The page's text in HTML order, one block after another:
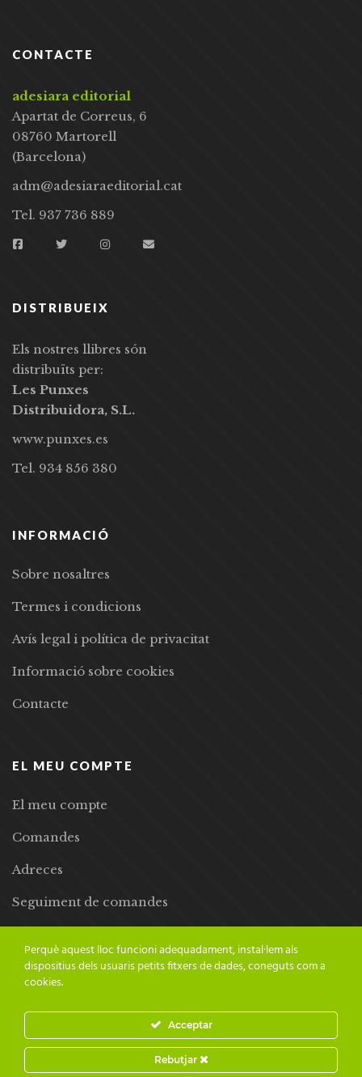
CONTACTE
adesiara editorial
Apartat de Correus, 6
08760 Martorell
(Barcelona)
adm@adesiaraeditorial.cat
Tel. 937 736 889
DISTRIBUEIX
Els nostres llibres són
distribuïts per:
Les Punxes
Distribuidora, S.L.
www.punxes.es
Tel. 934 856 380
INFORMACIÓ
Sobre nosaltres
Termes i condicions
Avís legal i política de privacitat
Informació sobre cookies
Contacte
EL MEU COMPTE
El meu compte
Comandes
Adreces
Seguiment de comandes
© 2024 Adesiara Editorial | Tots els drets reservats | Preus amb
IVA inclòs |Grademorphic
Perquè aquest lloc funcioni adequadament, instal·lem als
dispositius dels usuaris petits fitxers de dades, coneguts com a
cookies.
Acceptar
Rebutjar